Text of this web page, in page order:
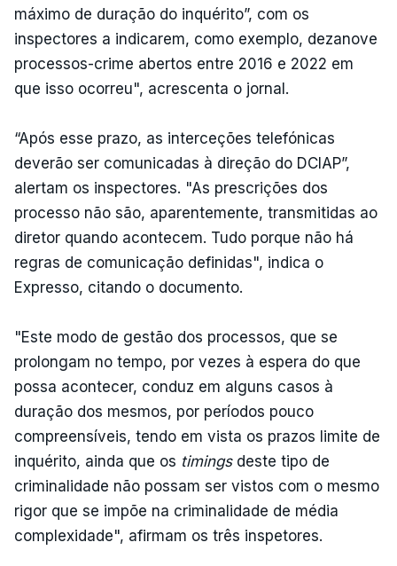
máximo de duração do inquérito”, com os
inspectores a indicarem, como exemplo, dezanove
processos-crime abertos entre 2016 e 2022 em
que isso ocorreu", acrescenta o jornal.
“Após esse prazo, as interceções telefónicas
deverão ser comunicadas à direção do DCIAP”,
alertam os inspectores. "As prescrições dos
processo não são, aparentemente, transmitidas ao
diretor quando acontecem. Tudo porque não há
regras de comunicação definidas", indica o
Expresso, citando o documento.
"Este modo de gestão dos processos, que se
prolongam no tempo, por vezes à espera do que
possa acontecer, conduz em alguns casos à
duração dos mesmos, por períodos pouco
compreensíveis, tendo em vista os prazos limite de
inquérito, ainda que os timingsdeste tipo de
criminalidade não possam ser vistos com o mesmo
rigor que se impõe na criminalidade de média
complexidade", afirmam os três inspetores.